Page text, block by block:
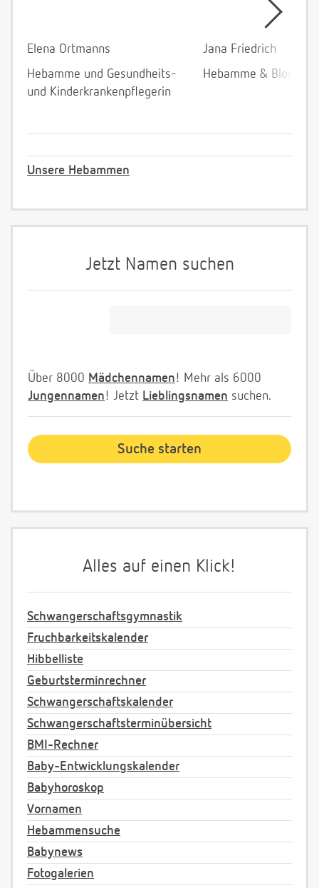
Elena Ortmanns
Hebamme und Gesundheits-
und Kinderkrankenpflegerin
Jana Friedrich
Hebamme &
Unsere Hebammen
Jetzt Namen suchen
Über 8000 Mädchennamen! Mehr als 6000
Jungennamen! Jetzt Lieblingsnamen suchen.
Alles auf einen Klick!
Schwangerschaftsgymnastik
Fruchbarkeitskalender
Hibbelliste
Geburtsterminrechner
Schwangerschaftskalender
Schwangerschaftsterminübersicht
BMI-Rechner
Baby-Entwicklungskalender
Babyhoroskop
Vornamen
Hebammensuche
Babynews
Fotogalerien